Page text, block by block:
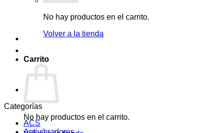
No hay productos en el carrito.
Volver a la tienda
Carrito
No hay productos en el carrito.
Categorías
ACS